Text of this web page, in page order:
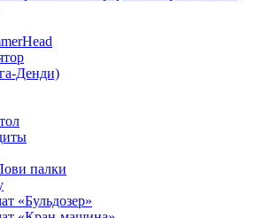
Денди)
палки
«Бульдозер»